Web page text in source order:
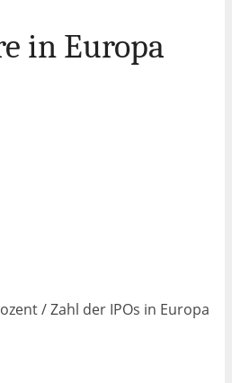
in Europa
/ Zahl der IPOs in Europa